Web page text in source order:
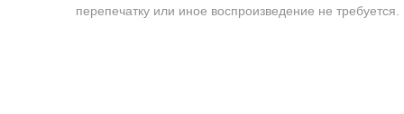
перепечатку или иное воспроизведение не требуется.